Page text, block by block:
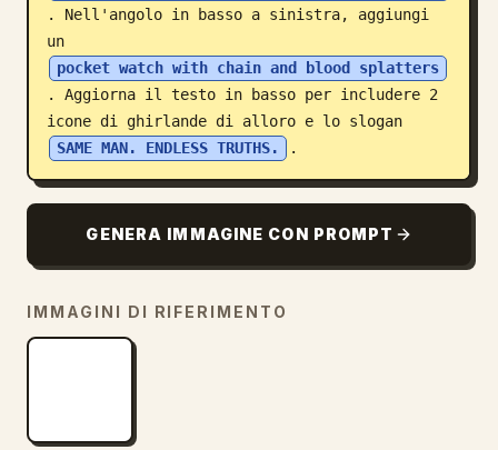
. Nell'angolo in basso a sinistra, aggiungi
un
pocket watch with chain and blood splatters
. Aggiorna il testo in basso per includere 2
icone di ghirlande di alloro e lo slogan
SAME MAN. ENDLESS TRUTHS.
.
GENERA IMMAGINE CON PROMPT
IMMAGINI DI RIFERIMENTO